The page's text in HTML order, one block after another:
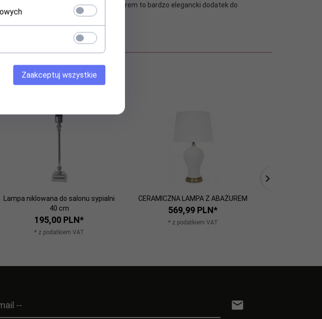
z odpowiednio dobranym abażurem to bardzo elegancki dodatek do
Lampa niklowana do salonu sypialni
40 cm
195,00 PLN*
* z podatkiem VAT
CERAMICZNA LAMPA Z ABAŻUREM
569,99 PLN*
* z podatkiem VAT
--
Zaakceptuj wszystkie